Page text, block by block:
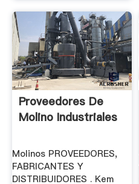
Proveedores De
Molino Industriales
Molinos PROVEEDORES,
FABRICANTES Y
DISTRIBUIDORES . Kem